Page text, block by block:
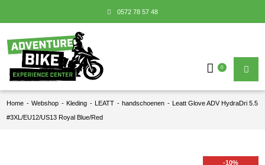
0572 78 57 48
0
Home - Webshop - Kleding - LEATT - handschoenen - Leatt Glove ADV HydraDri 5.5
#3XL/EU12/US13 Royal Blue/Red